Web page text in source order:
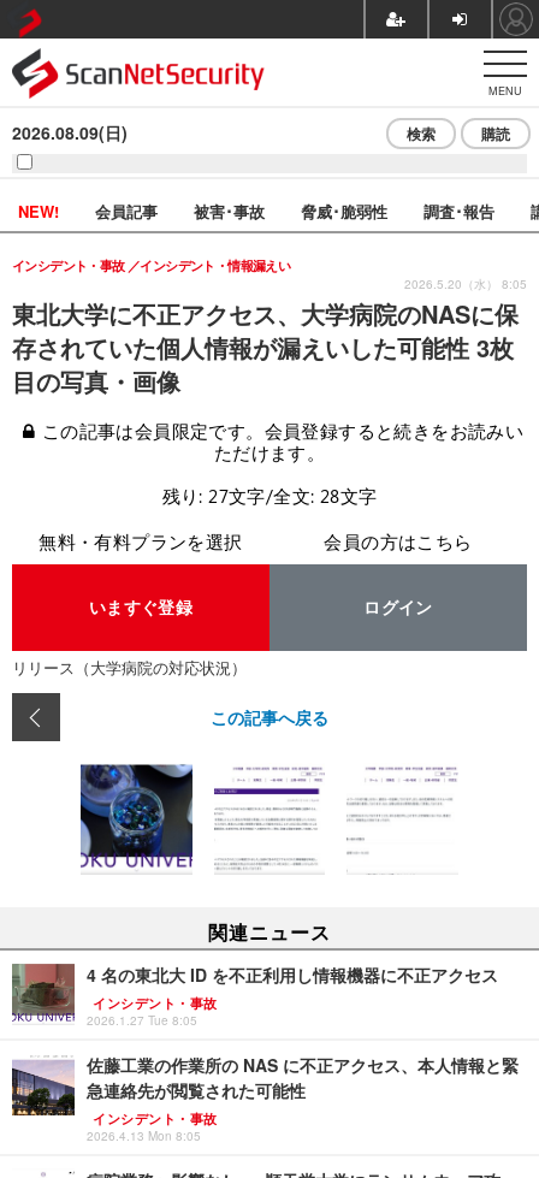
MENU
2026.08.09(日) 検索 購読
NEW! 会員記事 被害･事故 脅威･脆弱性 調査･報告
東北大学に不正アクセス、大学病院のNASに保
存されていた個人情報が漏えいした可能性 3枚
目の写真・画像
インシデント・事故 インシデント・情報漏えい
2026.5.20（水） 8:05
この記事は会員限定です。会員登録すると続きをお読みい
ただけます。
残り: 27文字/全文: 28文字
無料・有料プランを選択
いますぐ登録
会員の方はこちら
ログイン
リリース（大学病院の対応状況）
この記事へ戻る
関連ニュース
4 名の東北大 ID を不正利用し情報機器に不正アクセス
インシデント・事故
2026.1.27 Tue 8:05
佐藤工業の作業所の NAS に不正アクセス、本人情報と緊
急連絡先が閲覧された可能性
インシデント・事故
2026.4.13 Mon 8:05